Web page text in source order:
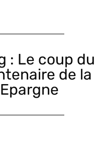
: Le coup du
de la